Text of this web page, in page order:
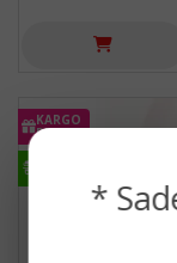
KARGO
BEDAVA
*